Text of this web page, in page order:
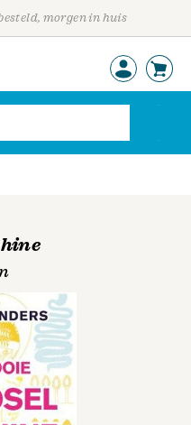
morgen in huis